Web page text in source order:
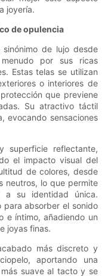
joyería.
de opulencia
de lujo desde
por sus ricas
Estas telas se utilizan
o interiores de
que previene
Su atractivo táctil
evocando sensaciones
superficie reflectante,
el impacto visual del
de colores, desde
neutros, lo que permite
su identidad única.
absorber el sonido
e íntimo, añadiendo un
joyas finas.
más discreto y
aportando una
suave al tacto y se